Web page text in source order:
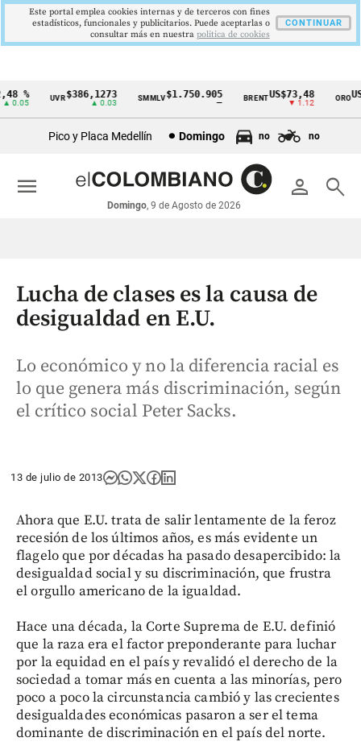
Cintillo
económicos
Colombia
% UVR$386,1273
▲ 0.03
SMMLV$1.750.905 BRENT US$73,48
▼ 1.12
ORO
Pico y Placa Medellín Domingo no no
person search
Domingo, 9 de Agosto de 2026
menu
Lucha de clases es la causa de
desigualdad en E.U.
Lo económico y no la diferencia racial es
lo que genera más discriminación, según
el crítico social Peter Sacks.
13 de julio de 2013
Ahora que E.U. trata de salir lentamente de la feroz
recesión de los últimos años, es más evidente un
flagelo que por décadas ha pasado desapercibido: la
desigualdad social y su discriminación, que frustra
el orgullo americano de la igualdad.
Hace una década, la Corte Suprema de E.U. definió
que la raza era el factor preponderante para luchar
por la equidad en el país y revalidó el derecho de la
sociedad a tomar más en cuenta a las minorías, pero
poco a poco la circunstancia cambió y las crecientes
desigualdades económicas pasaron a ser el tema
dominante de discriminación en el país del norte.
Este portal emplea cookies internas y de terceros con fines
estadísticos, funcionales y publicitarios. Puede aceptarlas o
consultar más en nuestra politica de cookies
CONTINUAR